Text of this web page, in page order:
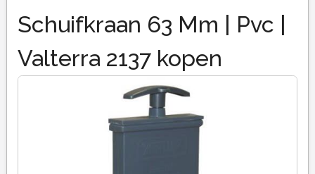
Schuifkraan 63 Mm | Pvc |
Valterra 2137 kopen